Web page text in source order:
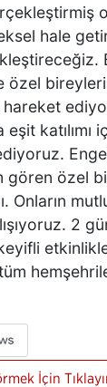
hale
özel
katılımı
gören özel
Onların
2
İçin